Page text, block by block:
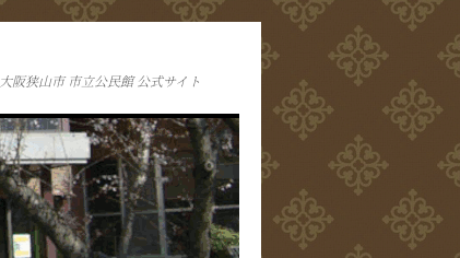
大阪狭山市 市立公民館 公式サイト